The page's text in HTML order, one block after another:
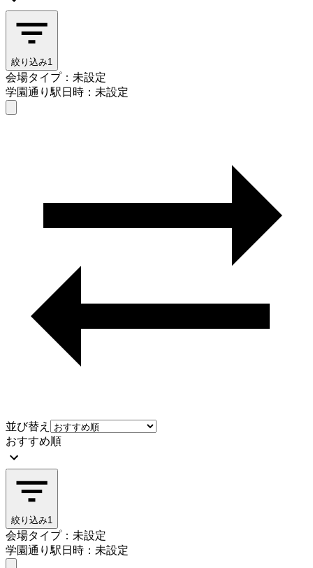
絞り込み1
会場タイプ：未設定
学園通り駅日時：未設定
並び替え
おすすめ順
絞り込み1
会場タイプ：未設定
学園通り駅日時：未設定